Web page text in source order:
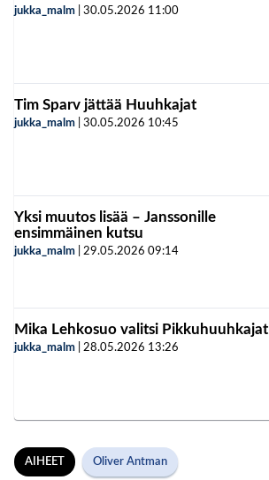
jukka_malm 30.05.2026 11:00
Tim Sparv jättää Huuhkajat
jukka_malm 30.05.2026 10:45
Yksi muutos lisää – Janssonille
ensimmäinen kutsu
jukka_malm 29.05.2026 09:14
Mika Lehkosuo valitsi Pikkuhuuhkajat
jukka_malm 28.05.2026 13:26
AIHEET Oliver Antman